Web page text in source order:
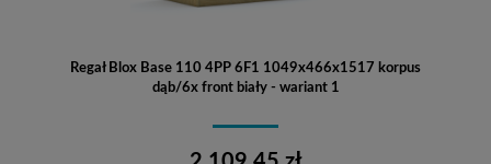
Regał Blox Base 110 4PP 6F1 1049x466x1517 korpus
dąb/6x front biały - wariant 1